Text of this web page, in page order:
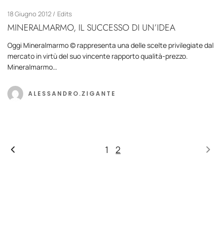
18 Giugno 2012 Edits
MINERALMARMO, IL SUCCESSO DI UN’IDEA
Oggi Mineralmarmo © rappresenta una delle scelte privilegiate dal
mercato in virtù del suo vincente rapporto qualità-prezzo.
Mineralmarmo…
ALESSANDRO.ZIGANTE
1 2